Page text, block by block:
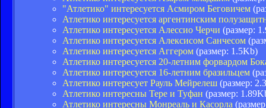
"Атлетико" интересуется Асмиром Беговичем
Атлетико интересуется аргентинским
Атлетико интересуется Алессио Черчи (размер:
Атлетико интересуется Алексисом Санчесом
Атлетико интересуется Аггером (размер: 1.5Kb)
Атлетико интересуется 20-летним форвардом
Атлетико интересуется 16-летним бразильцем
Атлетико интересует Рауль Мейрелеш (размер:
Атлетико интересны Тере и Туфан (размер:
Атлетико интересны Монреаль и Касорла